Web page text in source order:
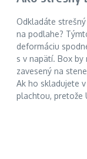
Odkladáte
na podlahe?
deformáciu
s v napätí. Box
zavesený na
Ak ho skladujete
plachtou, pretože